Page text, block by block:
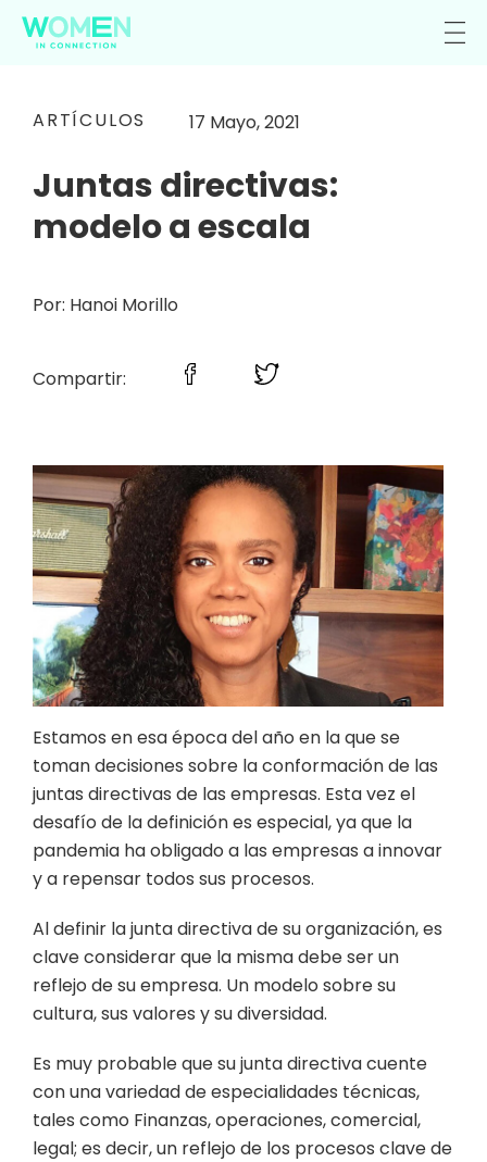
ARTÍCULOS 17 Mayo, 2021
Juntas directivas:
modelo a escala
Por: Hanoi Morillo
Compartir:
Estamos en esa época del año en la que se
toman decisiones sobre la conformación de las
juntas directivas de las empresas. Esta vez el
desafío de la definición es especial, ya que la
pandemia ha obligado a las empresas a innovar
y a repensar todos sus procesos.
Al definir la junta directiva de su organización, es
clave considerar que la misma debe ser un
reflejo de su empresa. Un modelo sobre su
cultura, sus valores y su diversidad.
Es muy probable que su junta directiva cuente
con una variedad de especialidades técnicas,
tales como Finanzas, operaciones, comercial,
legal; es decir, un reflejo de los procesos clave de